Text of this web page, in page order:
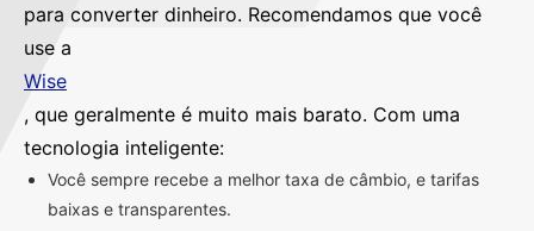
para converter dinheiro. Recomendamos que você
use a
Wise
, que geralmente é muito mais barato. Com uma
tecnologia inteligente:
Você sempre recebe a melhor taxa de câmbio, e tarifas
baixas e transparentes.